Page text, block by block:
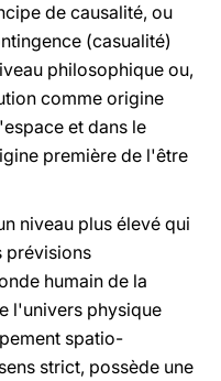
de causalité, ou
(casualité)
philosophique ou,
comme origine
et dans le
première de l'être
niveau plus élevé qui
prévisions
humain de la
l'univers physique
spatio-
strict, possède une